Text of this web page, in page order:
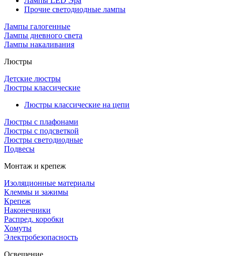
Прочие светодиодные лампы
Лампы галогенные
Лампы дневного света
Лампы накаливания
Люстры
Детские люстры
Люстры классические
Люстры классические на цепи
Люстры с плафонами
Люстры с подсветкой
Люстры светодиодные
Подвесы
Монтаж и крепеж
Изоляционные материалы
Клеммы и зажимы
Крепеж
Наконечники
Распред. коробки
Хомуты
Электробезопасность
Освещение